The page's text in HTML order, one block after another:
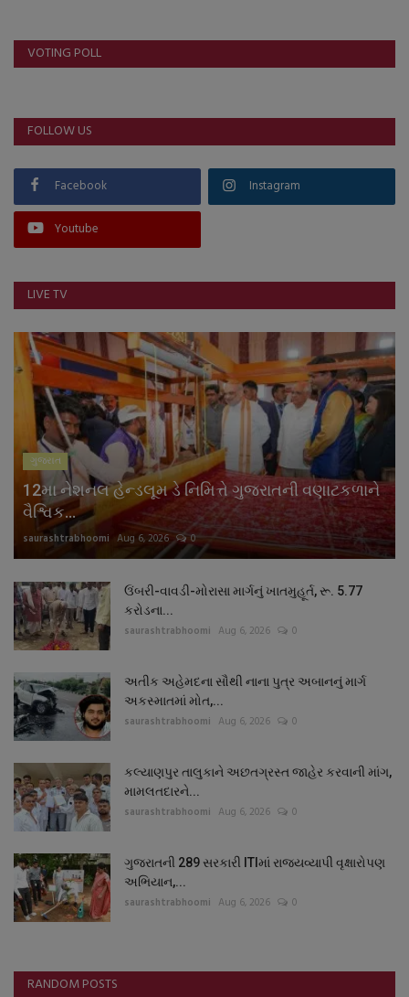
VOTING POLL
FOLLOW US
Facebook Instagram
Youtube
LIVE TV
ગુજરાત
12મા નેશનલ હેન્ડલૂમ ડે નિમિત્તે ગુજરાતની વણાટકળાને
વૈશ્વિક...
saurashtrabhoomi Aug 6, 2026 0
ઉંબરી-વાવડી-મોરાસા માર્ગનું ખાતમુહૂર્ત, રૂ. 5.77
કરોડના...
saurashtrabhoomi Aug 6, 2026 0
અતીક અહેમદના સૌથી નાના પુત્ર અબાનનું માર્ગ
અકસ્માતમાં મોત,...
saurashtrabhoomi Aug 6, 2026 0
કલ્યાણપુર તાલુકાને અછતગ્રસ્ત જાહેર કરવાની માંગ,
મામલતદારને...
saurashtrabhoomi Aug 6, 2026 0
ગુજરાતની 289 સરકારી ITIમાં રાજ્યવ્યાપી વૃક્ષારોપણ
અભિયાન,...
saurashtrabhoomi Aug 6, 2026 0
RANDOM POSTS